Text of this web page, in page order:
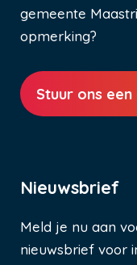
gemeente
opmerking?
Stuur ons een
Nieuwsbrief
Meld je nu aan
nieuwsbrief voor